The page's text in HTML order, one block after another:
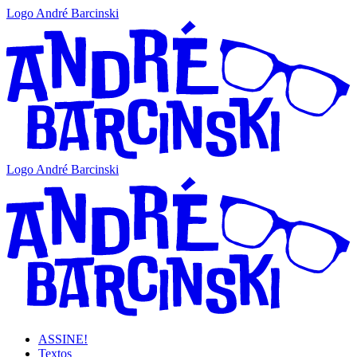
Logo André Barcinski
Logo André Barcinski
ASSINE!
Textos